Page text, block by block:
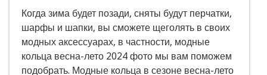
Когда зима будет позади, сняты будут перчатки,
шарфы и шапки, вы сможете щеголять в своих
модных аксессуарах, в частности, модные
кольца весна-лето 2024 фото мы вам поможем
подобрать. Модные кольца в сезоне весна-лето